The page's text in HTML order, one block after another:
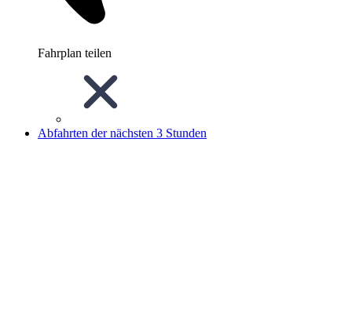
Fahrplan teilen
Abfahrten der nächsten 3 Stunden